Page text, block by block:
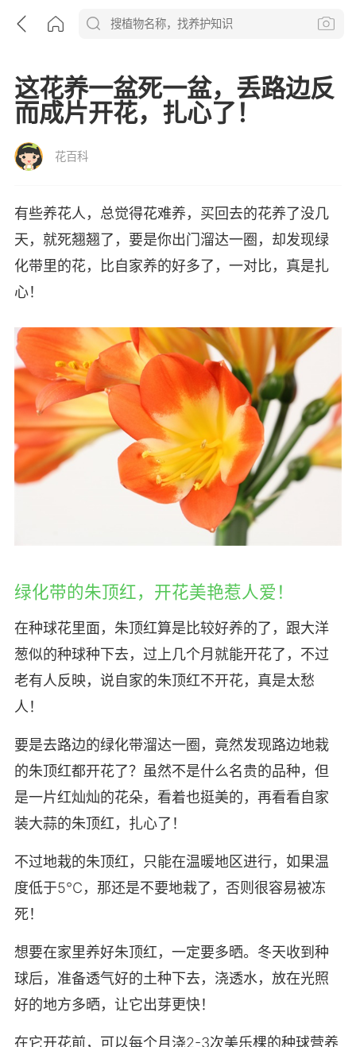
这花养一盆死一盆，丢路边反
而成片开花，扎心了！
花百科
有些养花人，总觉得花难养，买回去的花养了没几
天，就死翘翘了，要是你出门溜达一圈，却发现绿
化带里的花，比自家养的好多了，一对比，真是扎
心！
绿化带的朱顶红，开花美艳惹人爱！
在种球花里面，朱顶红算是比较好养的了，跟大洋
葱似的种球种下去，过上几个月就能开花了，不过
老有人反映，说自家的朱顶红不开花，真是太愁
人！
要是去路边的绿化带溜达一圈，竟然发现路边地栽
的朱顶红都开花了？虽然不是什么名贵的品种，但
是一片红灿灿的花朵，看着也挺美的，再看看自家
装大蒜的朱顶红，扎心了！
不过地栽的朱顶红，只能在温暖地区进行，如果温
度低于5℃，那还是不要地栽了，否则很容易被冻
死！
想要在家里养好朱顶红，一定要多晒。冬天收到种
球后，准备透气好的土种下去，浇透水，放在光照
好的地方多晒，让它出芽更快！
在它开花前，可以每个月浇2-3次美乐棵的种球营养